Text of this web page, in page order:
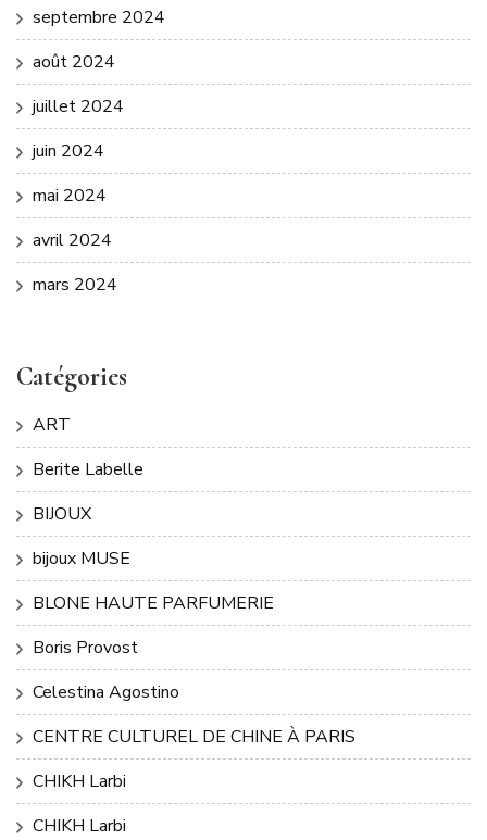
septembre 2024
août 2024
juillet 2024
juin 2024
mai 2024
avril 2024
mars 2024
Catégories
ART
Berite Labelle
BIJOUX
bijoux MUSE
BLONE HAUTE PARFUMERIE
Boris Provost
Celestina Agostino
CENTRE CULTUREL DE CHINE À PARIS
CHIKH Larbi
CHIKH Larbi